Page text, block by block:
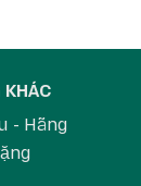
KHÁC
- Hãng